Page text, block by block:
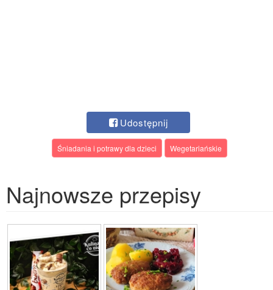
Udostępnij
Śniadania i potrawy dla dzieci Wegetariańskie
Najnowsze przepisy